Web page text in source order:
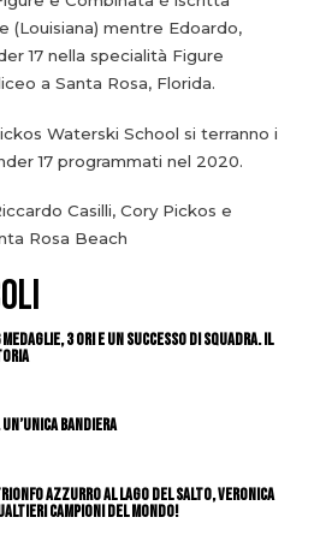
(Louisiana) mentre Edoardo,
17 nella specialità Figure
a Santa Rosa, Florida.
Waterski School si terranno i
17 programmati nel 2020.
Casilli, Cory Pickos e
Rosa Beach
medaglie, 3 ori e un successo di squadra. Il
Bandiera
azzurro al Lago del Salto, Veronica
campioni del mondo!